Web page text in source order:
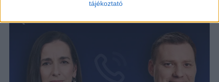
tájékoztató